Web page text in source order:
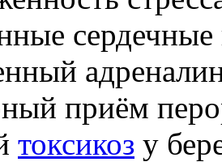
приём
токсикоз у